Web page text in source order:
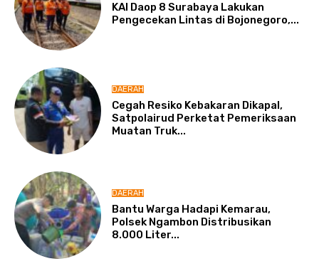
KAI Daop 8 Surabaya Lakukan
Pengecekan Lintas di Bojonegoro,...
DAERAH
Cegah Resiko Kebakaran Dikapal,
Satpolairud Perketat Pemeriksaan
Muatan Truk...
DAERAH
Bantu Warga Hadapi Kemarau,
Polsek Ngambon Distribusikan
8.000 Liter...